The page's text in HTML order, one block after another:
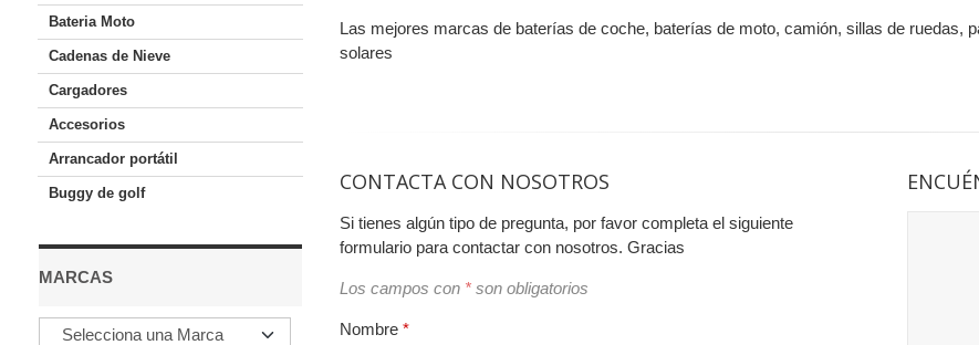
Bateria Moto
Cadenas de Nieve
Cargadores
Accesorios
Arrancador portátil
Buggy de golf
MARCAS
Las mejores marcas de baterías de coche, baterías de moto, camión, sillas de ruedas,
solares
CONTACTA CON NOSOTROS
Si tienes algún tipo de pregunta, por favor completa el siguiente
formulario para contactar con nosotros. Gracias
Los campos con *son obligatorios
Nombre *